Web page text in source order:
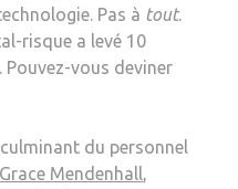
Pas à tout.
risque a levé 10
vous deviner
du personnel
Grace Mendenhall,